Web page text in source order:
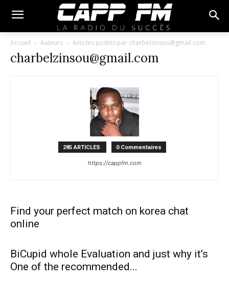
Accueil Auteurs Articles postés par charbelzinsou@gmail.com
charbelzinsou@gmail.com
285 ARTICLES 0 Commentaires
https://cappfm.com
Find your perfect match on korea chat
online
BiCupid whole Evaluation and just why it’s
One of the recommended...